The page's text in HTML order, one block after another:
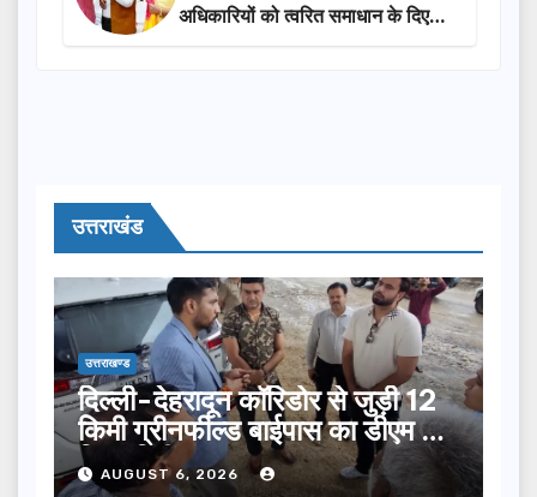
अधिकारियों को त्वरित समाधान के दिए
निर्देश
उत्तराखंड
उत्तराखण्ड
दिल्ली-देहरादून कॉरिडोर से जुड़ी 12
किमी ग्रीनफील्ड बाईपास का डीएम ने
किया निरीक्षण…
AUGUST 6, 2026